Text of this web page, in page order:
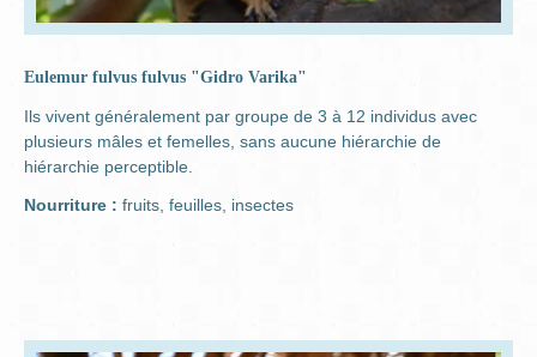
Eulemur fulvus fulvus "Gidro Varika"
Ils vivent généralement par groupe de 3 à 12 individus avec
plusieurs mâles et femelles, sans aucune hiérarchie de
hiérarchie perceptible.
Nourriture : fruits, feuilles, insectes